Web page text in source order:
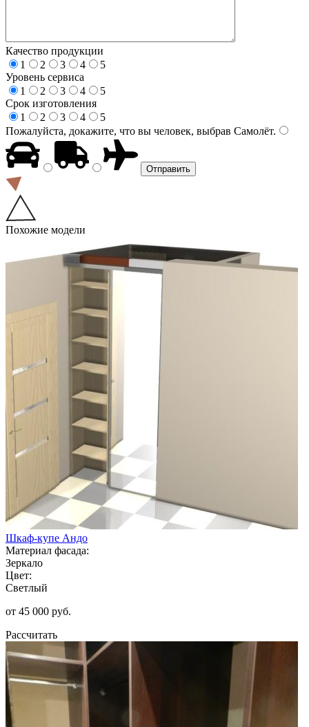
Качество продукции
1
2 3 4
5
Уровень сервиса
1
2 3 4
5
Срок изготовления
1
2 3 4
5
Пожалуйста, докажите, что вы человек, выбрав Самолёт.
Похожие модели
Шкаф-купе Андо
Материал фасада:
Зеркало
Цвет:
Светлый
от 45 000 руб.
Рассчитать